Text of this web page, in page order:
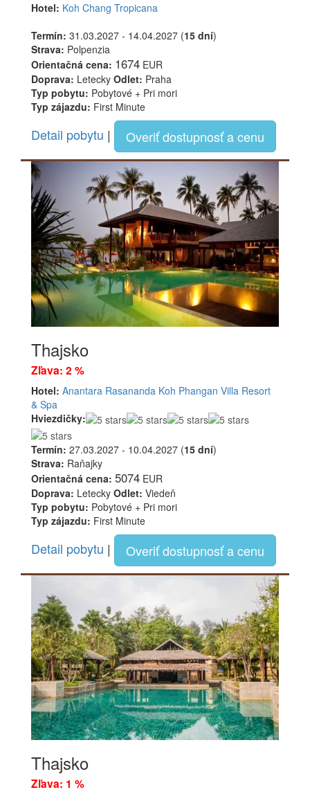
Hotel: Koh Chang Tropicana
Termín: 31.03.2027 - 14.04.2027 (15 dní)
Strava: Polpenzia
Orientačná cena: 1674 EUR
Doprava: Letecky Odlet: Praha
Typ pobytu: Pobytové + Pri mori
Typ zájazdu: First Minute
Detail pobytu | Overiť dostupnosť a cenu
Thajsko
Zľava: 2 %
Hotel: Anantara Rasananda Koh Phangan Villa Resort
& Spa
Hviezdičky:
Termín: 27.03.2027 - 10.04.2027 (15 dní)
Strava: Raňajky
Orientačná cena: 5074 EUR
Doprava: Letecky Odlet: Viedeň
Typ pobytu: Pobytové + Pri mori
Typ zájazdu: First Minute
Detail pobytu | Overiť dostupnosť a cenu
Thajsko
Zľava: 1 %